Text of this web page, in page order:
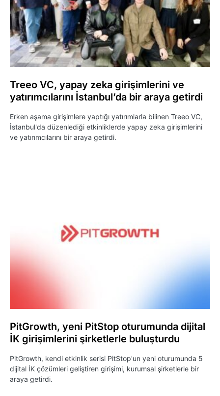
Treeo VC, yapay zeka girişimlerini ve
yatırımcılarını İstanbul’da bir araya getirdi
Erken aşama girişimlere yaptığı yatırımlarla bilinen Treeo VC,
İstanbul'da düzenlediği etkinliklerde yapay zeka girişimlerini
ve yatırımcılarını bir araya getirdi.
PitGrowth, yeni PitStop oturumunda dijital
İK girişimlerini şirketlerle buluşturdu
PitGrowth, kendi etkinlik serisi PitStop'un yeni oturumunda 5
dijital İK çözümleri geliştiren girişimi, kurumsal şirketlerle bir
araya getirdi.